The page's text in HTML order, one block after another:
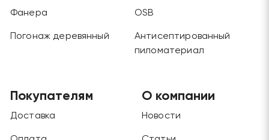
Фанера OSB
Погонаж деревянный
Антисептированный
пиломатериал
Покупателям
Доставка
О компании
Новости